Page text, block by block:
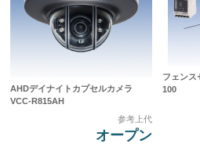
AHDデイナイトカプセルカメラ
VCC-R815AH
参考上代
オープン
フェンス
100